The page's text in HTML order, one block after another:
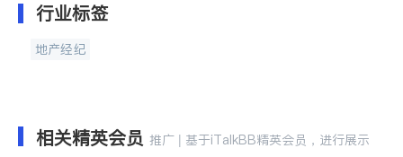
行业标签
地产经纪
相关精英会员 推广 | 基于iTalkBB精英会员，进行展示